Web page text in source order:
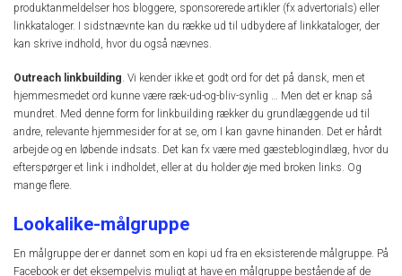
produktanmeldelser hos bloggere, sponsorerede artikler (fx advertorials) eller
linkkataloger. I sidstnævnte kan du række ud til udbydere af linkkataloger, der
kan skrive indhold, hvor du også nævnes.
Outreach linkbuilding . Vi kender ikke et godt ord for det på dansk, men et
hjemmesmedet ord kunne være ræk-ud-og-bliv-synlig … Men det er knap så
mundret. Med denne form for linkbuilding rækker du grundlæggende ud til
andre, relevante hjemmesider for at se, om I kan gavne hinanden. Det er hårdt
arbejde og en løbende indsats. Det kan fx være med gæsteblogindlæg, hvor du
efterspørger et link i indholdet, eller at du holder øje med broken links. Og
mange flere.
Lookalike-målgruppe
En målgruppe der er dannet som en kopi ud fra en eksisterende målgruppe. På
Facebook er det eksempelvis muligt at have en målgruppe bestående af de